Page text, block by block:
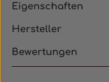
Eigenschaften
Hersteller
Bewertungen